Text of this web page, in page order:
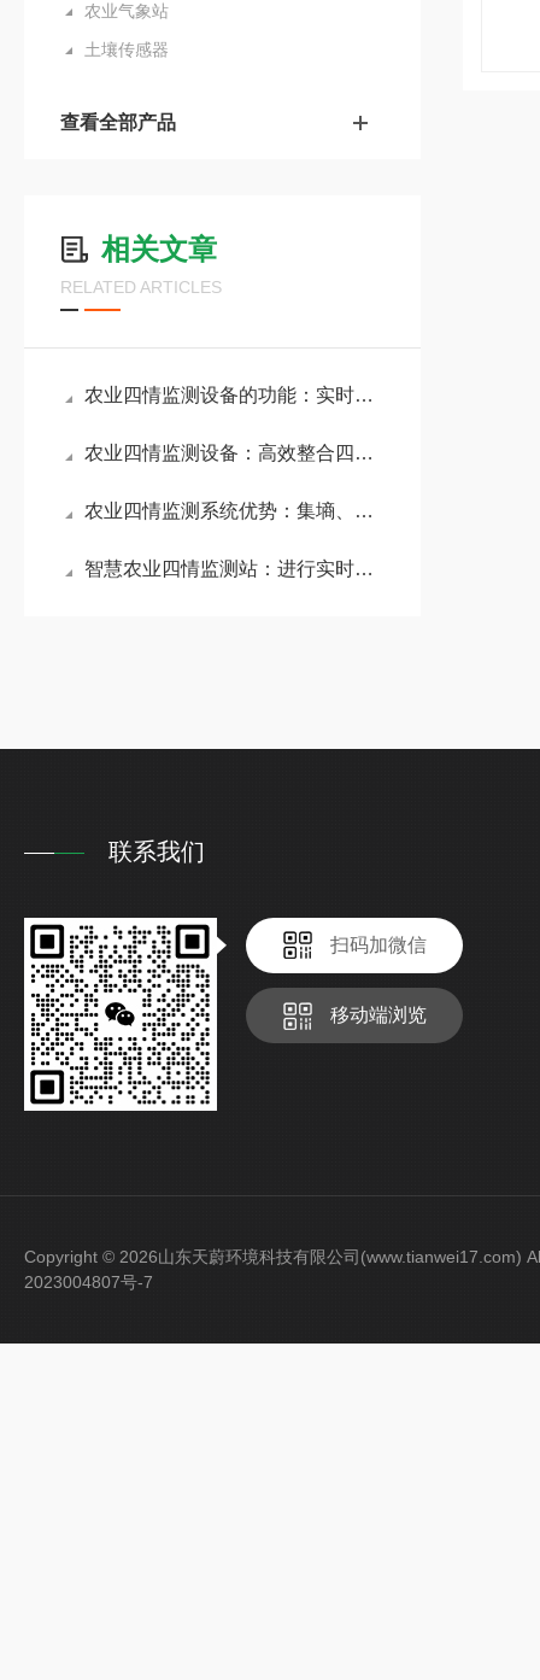
农业气象站
土壤传感器
查看全部产品
相关文章
RELATED ARTICLES
农业四情监测设备的功能：实时监测土壤墒情、作物苗情、病虫害和气象灾情
农业四情监测设备：高效整合四情监测功能，辅助农户优化农业生产流程
农业四情监测系统优势：集墒、虫、苗、灾监测于一体，提升农业生产效益
智慧农业四情监测站：进行实时监测与预警，为农业生产提供精准决策支持
联系我们
扫码加微信
移动端浏览
Copyright © 2026山东天蔚环境科技有限公司(www.tianwei17.com)
2023004807号-7